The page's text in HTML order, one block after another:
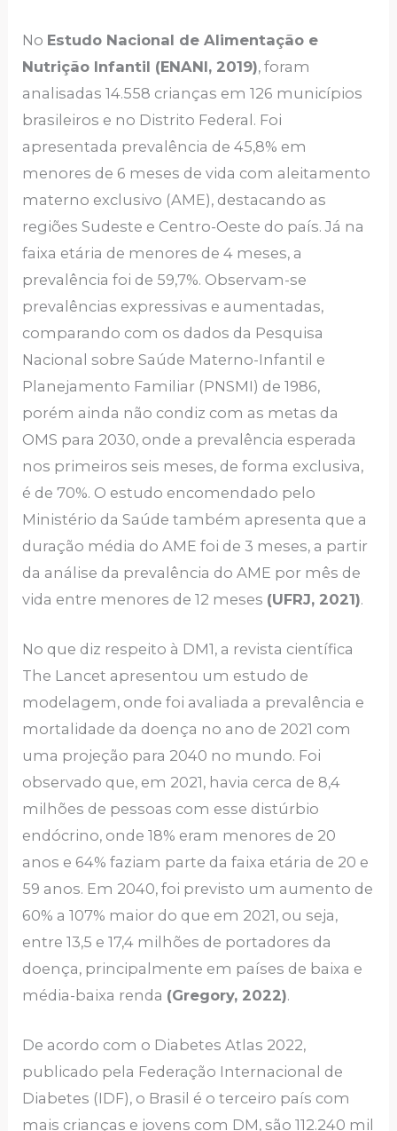
No Estudo Nacional de Alimentação e
Nutrição Infantil (ENANI, 2019), foram
analisadas 14.558 crianças em 126 municípios
brasileiros e no Distrito Federal. Foi
apresentada prevalência de 45,8% em
menores de 6 meses de vida com aleitamento
materno exclusivo (AME), destacando as
regiões Sudeste e Centro-Oeste do país. Já na
faixa etária de menores de 4 meses, a
prevalência foi de 59,7%. Observam-se
prevalências expressivas e aumentadas,
comparando com os dados da Pesquisa
Nacional sobre Saúde Materno-Infantil e
Planejamento Familiar (PNSMI) de 1986,
porém ainda não condiz com as metas da
OMS para 2030, onde a prevalência esperada
nos primeiros seis meses, de forma exclusiva,
é de 70%. O estudo encomendado pelo
Ministério da Saúde também apresenta que a
duração média do AME foi de 3 meses, a partir
da análise da prevalência do AME por mês de
vida entre menores de 12 meses (UFRJ, 2021).
No que diz respeito à DM1, a revista científica
The Lancet apresentou um estudo de
modelagem, onde foi avaliada a prevalência e
mortalidade da doença no ano de 2021 com
uma projeção para 2040 no mundo. Foi
observado que, em 2021, havia cerca de 8,4
milhões de pessoas com esse distúrbio
endócrino, onde 18% eram menores de 20
anos e 64% faziam parte da faixa etária de 20 e
59 anos. Em 2040, foi previsto um aumento de
60% a 107% maior do que em 2021, ou seja,
entre 13,5 e 17,4 milhões de portadores da
doença, principalmente em países de baixa e
média-baixa renda (Gregory, 2022).
De acordo com o Diabetes Atlas 2022,
publicado pela Federação Internacional de
Diabetes (IDF), o Brasil é o terceiro país com
mais crianças e jovens com DM, são 112.240 mil